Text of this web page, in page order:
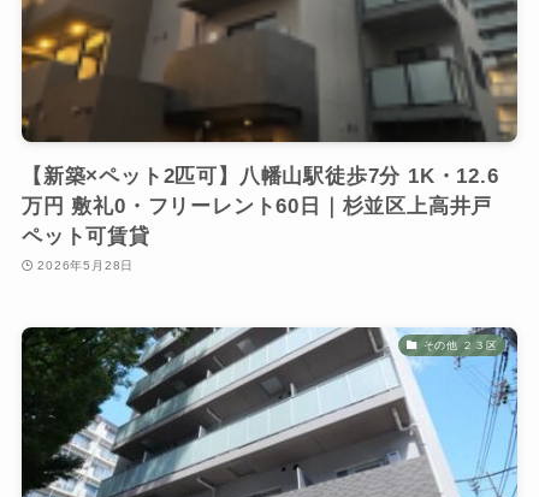
【新築×ペット2匹可】八幡山駅徒歩7分 1K・12.6
万円 敷礼0・フリーレント60日｜杉並区上高井戸
ペット可賃貸
2026年5月28日
その他 ２３区